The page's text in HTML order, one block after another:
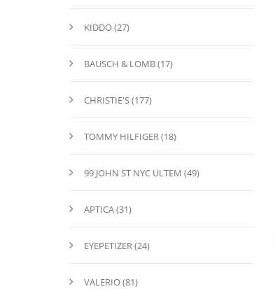
KIDDO (27)
BAUSCH & LOMB (17)
CHRISTIE'S (177)
TOMMY HILFIGER (18)
99 JOHN ST NYC ULTEM (49)
APTICA (31)
EYEPETIZER (24)
VALERIO (81)